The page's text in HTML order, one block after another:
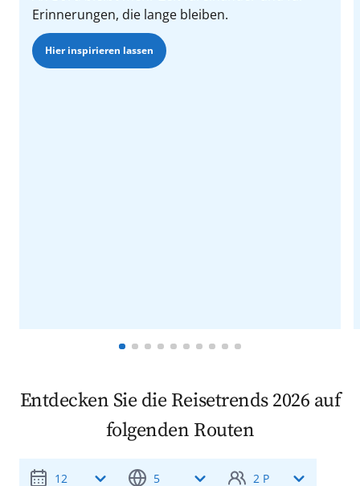
Erinnerungen, die lange bleiben.
Hier inspirieren lassen
Entdecken Sie die Reisetrends 2026 auf
folgenden Routen
12 5 2 P